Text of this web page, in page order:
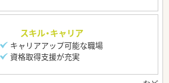
スキル・キャリア
キャリアアップ可能な職場
資格取得支援が充実